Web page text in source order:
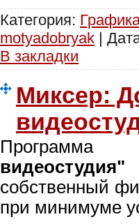
Категория:
motyadobryak |
В закладки
Миксер:
Программа
видеостудия"
собственный
при минимуме